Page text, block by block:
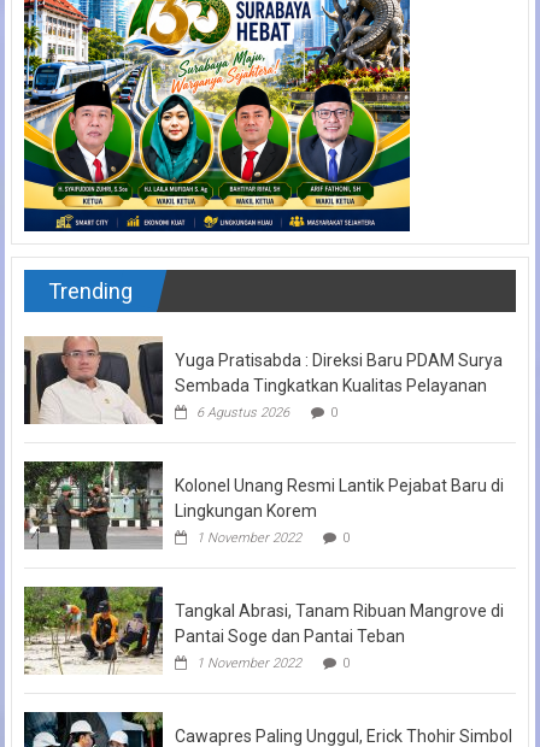
Trending
Yuga Pratisabda : Direksi Baru PDAM Surya
Sembada Tingkatkan Kualitas Pelayanan
6 Agustus 2026 0
Kolonel Unang Resmi Lantik Pejabat Baru di
Lingkungan Korem
1 November 2022 0
Tangkal Abrasi, Tanam Ribuan Mangrove di
Pantai Soge dan Pantai Teban
1 November 2022 0
Cawapres Paling Unggul, Erick Thohir Simbol